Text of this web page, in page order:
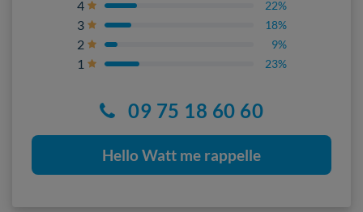
4 22%
3 18%
2 9%
1 23%
09 75 18 60 60
Hello Watt me rappelle